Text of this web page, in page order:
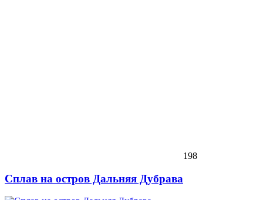
198
Сплав на остров Дальняя Дубрава